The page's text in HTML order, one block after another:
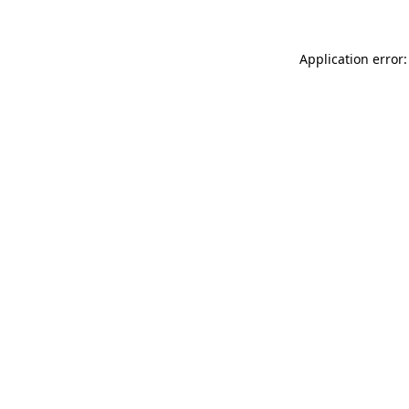
Application